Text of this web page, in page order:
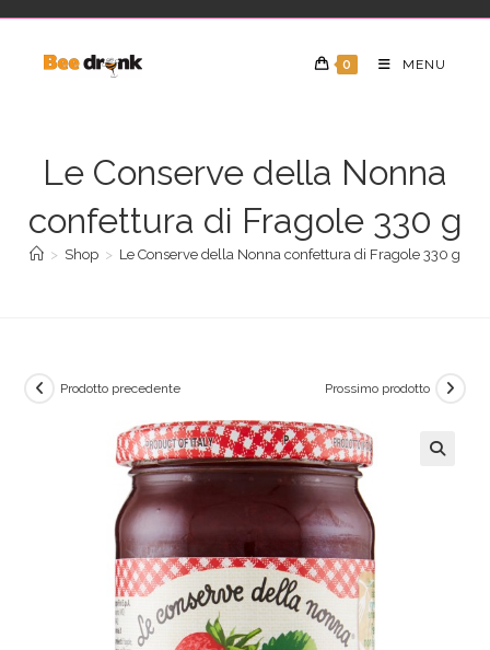
0 MENU
Le Conserve della Nonna
confettura di Fragole 330 g
> Shop > Le Conserve della Nonna confettura di Fragole 330 g
Prodotto precedente Prossimo prodotto